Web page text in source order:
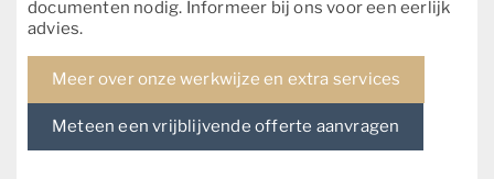
documenten nodig. Informeer bij ons voor een eerlijk
advies.
Meer over onze werkwijze en extra services
Meteen een vrijblijvende offerte aanvragen